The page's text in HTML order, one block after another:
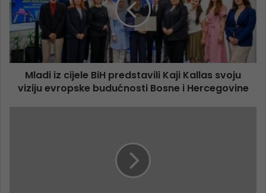
Mladi iz cijele BiH predstavili Kaji Kallas svoju
viziju evropske budućnosti Bosne i Hercegovine